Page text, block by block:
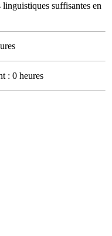
suffisantes en
: 0 heures